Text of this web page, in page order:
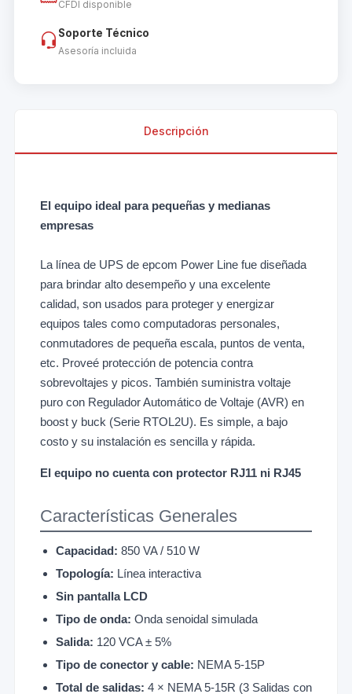
CFDI disponible
Soporte Técnico
Asesoría incluida
Descripción
El equipo ideal para pequeñas y medianas
empresas
La línea de UPS de epcom Power Line fue diseñada
para brindar alto desempeño y una excelente
calidad, son usados para proteger y energizar
equipos tales como computadoras personales,
conmutadores de pequeña escala, puntos de venta,
etc. Proveé protección de potencia contra
sobrevoltajes y picos. También suministra voltaje
puro con Regulador Automático de Voltaje (AVR) en
boost y buck (Serie RTOL2U). Es simple, a bajo
costo y su instalación es sencilla y rápida.
El equipo no cuenta con protector RJ11 ni RJ45
Características Generales
Capacidad: 850 VA / 510 W
Topología: Línea interactiva
Sin pantalla LCD
Tipo de onda: Onda senoidal simulada
Salida: 120 VCA ± 5%
Tipo de conector y cable: NEMA 5-15P
Total de salidas: 4 × NEMA 5-15R (3 Salidas con